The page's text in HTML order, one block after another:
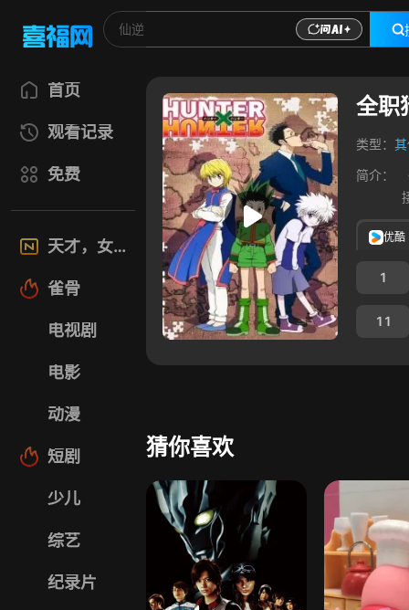
首页
观看记录
免费
天才，女友
雀骨
电视剧
电影
动漫
短剧
少儿
综艺
纪录片
全职
类型：
简介：
优酷
1
11
猜你喜欢